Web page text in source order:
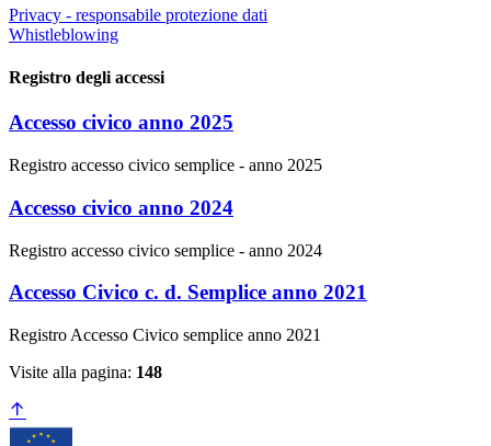
Privacy - responsabile protezione dati
Whistleblowing
Registro degli accessi
Accesso civico anno 2025
Registro accesso civico semplice - anno 2025
Accesso civico anno 2024
Registro accesso civico semplice - anno 2024
Accesso Civico c. d. Semplice anno 2021
Registro Accesso Civico semplice anno 2021
Visite alla pagina: 148